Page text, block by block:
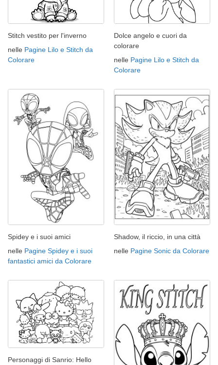
Stitch vestito per l'inverno
nelle Pagine Lilo e Stitch da
Colorare
Dolce angelo e cuori da
colorare
nelle Pagine Lilo e Stitch da
Colorare
Spidey e i suoi amici
nelle Pagine Spidey e i suoi
fantastici amici da Colorare
Shadow, il riccio, in una città
nelle Pagine Sonic da Colorare
Personaggi di Sanrio: Hello